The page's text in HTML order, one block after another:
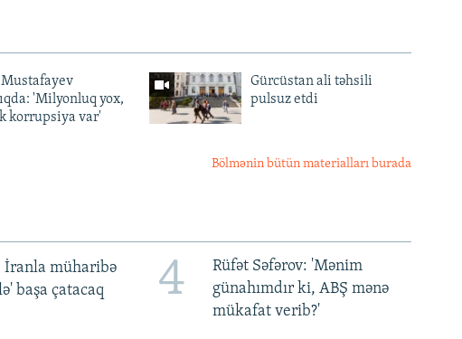
'Milyonluq yox,
korrupsiya var'
Gürcüstan ali təhsili
pulsuz etdi
Bölmənin bütün materialları burada
İranla müharibə
başa çatacaq
4
Rüfət Səfərov: 'Mənim
günahımdır ki, ABŞ mənə
mükafat verib?'